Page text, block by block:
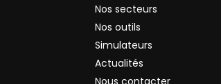
Nos secteurs
Nos outils
Simulateurs
Actualités
Nous contacter